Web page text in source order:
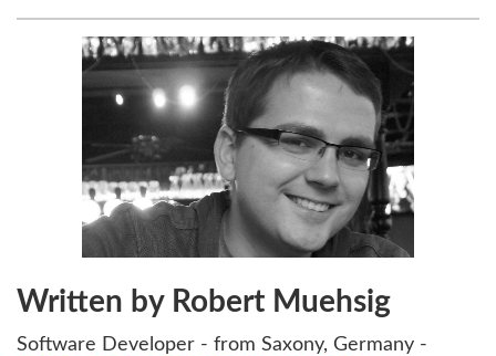
Written by Robert Muehsig
Software Developer - from Saxony, Germany -